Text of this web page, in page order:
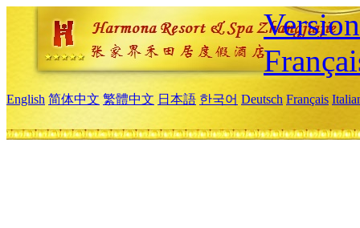
English 简体中文 繁體中文 日本語 한국어 Deutsch Français